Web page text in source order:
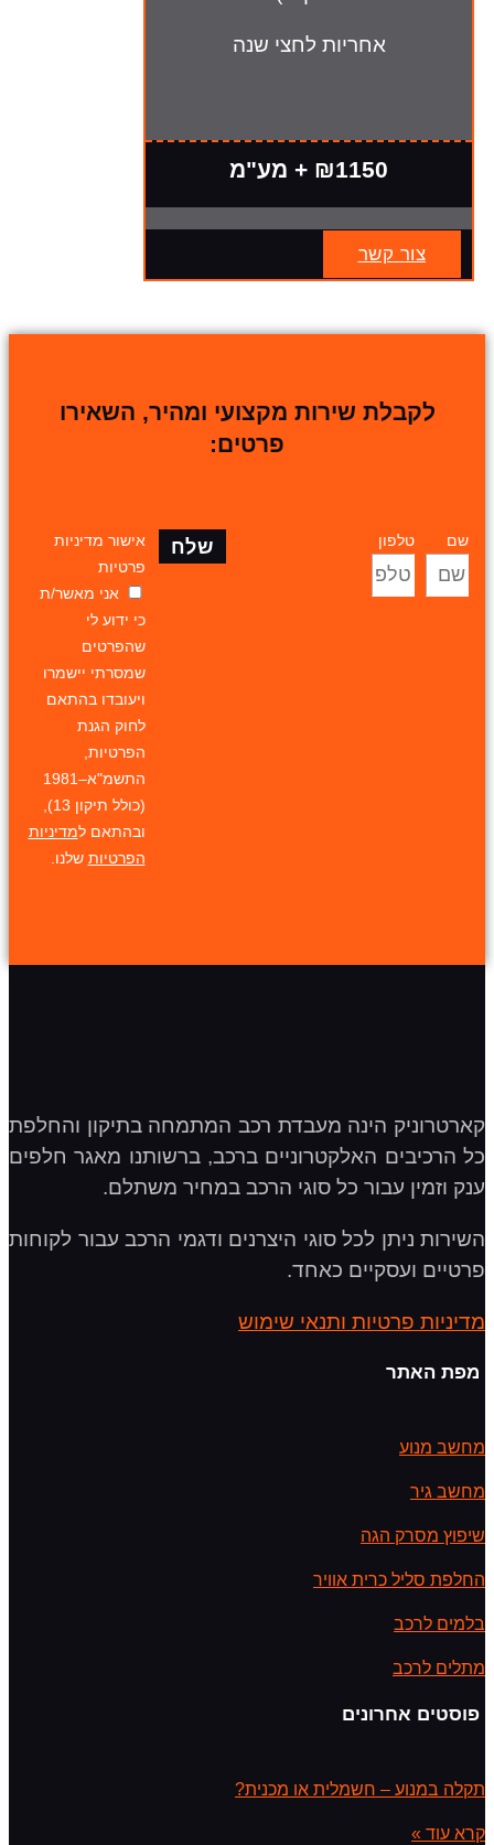
אחריות לחצי שנה
₪1150 + מע"מ
צור קשר
לקבלת שירות מקצועי ומהיר, השאירו
פרטים:
שם טלפון
אישור מדיניות
פרטיות
אני מאשר/ת
כי ידוע לי
שהפרטים
שמסרתי יישמרו
ויעובדו בהתאם
לחוק הגנת
הפרטיות,
התשמ"א–1981
(כולל תיקון 13),
ובהתאם למדיניות
הפרטיות שלנו.
שלח
קארטרוניק הינה מעבדת רכב המתמחה בתיקון והחלפת
כל הרכיבים האלקטרוניים ברכב, ברשותנו מאגר חלפים
ענק וזמין עבור כל סוגי הרכב במחיר משתלם.
השירות ניתן לכל סוגי היצרנים ודגמי הרכב עבור לקוחות
פרטיים ועסקיים כאחד.
מדיניות פרטיות ותנאי שימוש
מפת האתר
מחשב מנוע
מחשב גיר
שיפוץ מסרק הגה
החלפת סליל כרית אוויר
בלמים לרכב
מתלים לרכב
פוסטים אחרונים
תקלה במנוע – חשמלית או מכנית?
קרא עוד »